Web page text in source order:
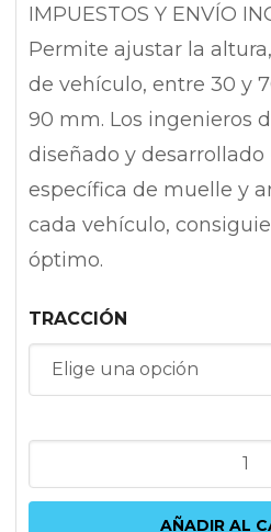
IMPUESTOS Y ENVÍO
Permite ajustar la
de vehículo, entre 30 y
90 mm. Los ingenieros
diseñado y
específica de muelle y
cada vehículo,
óptimo.
TRACCIÓN
VARIANTE
AÑADIR AL